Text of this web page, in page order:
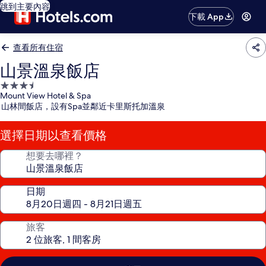
跳到主要內容
下載 App
查看所有住宿
山景溫泉飯店
3.5
星
級
住
宿
Mount View Hotel & Spa
山林間飯店，設有Spa並鄰近卡里斯托加溫泉
選擇日期以查看價格
想要去哪裡？
日期
旅客